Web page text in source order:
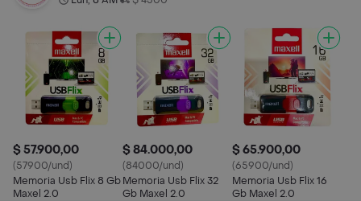
$ 57.900,00
(57900/und)
Memoria Usb Flix 8 Gb
Maxel 2.0
$ 84.000,00
(84000/und)
Memoria Usb Flix 32
Gb Maxel 2.0
$ 65.900,00
(65900/und)
Memoria Usb Flix 16
Gb Maxel 2.0